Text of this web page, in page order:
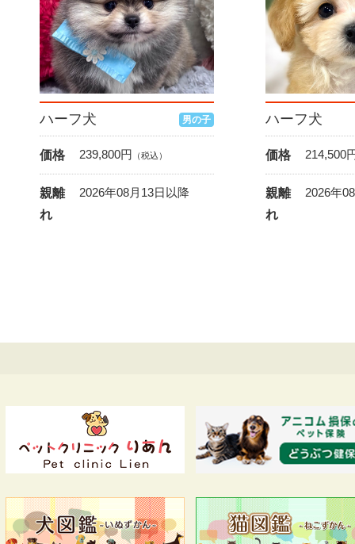
ハーフ犬 男の子
価格 239,800円 （税込）
親離
れ
2026年08月13日以降
ハーフ犬
価格 214,500
親離
れ
2026年